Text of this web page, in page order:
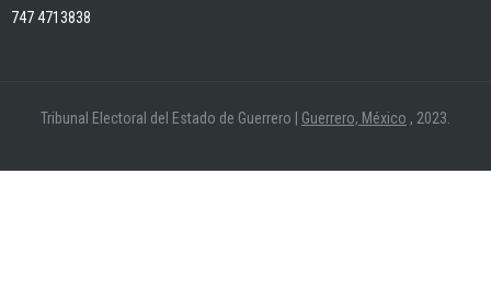
747 4713838
Tribunal Electoral del Estado de Guerrero Guerrero, México , 2023.